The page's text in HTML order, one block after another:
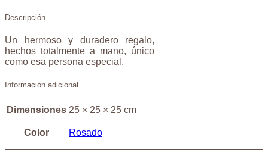
Descripción
Un hermoso y duradero regalo,
hechos totalmente a mano, único
como esa persona especial.
Información adicional
Dimensiones 25 × 25 × 25 cm
Color Rosado